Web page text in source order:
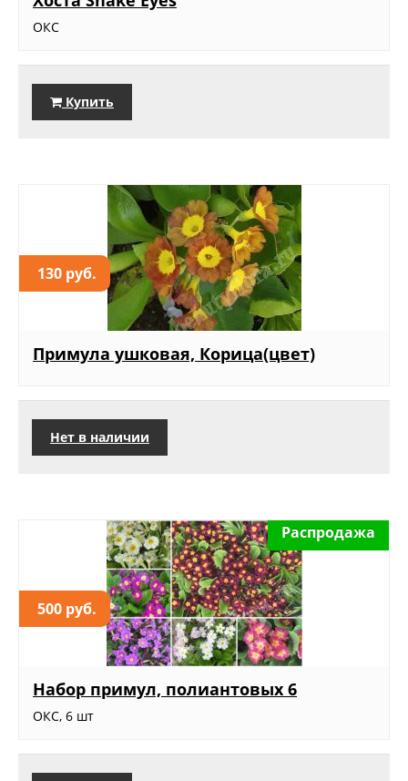
ОКС
Купить
130 руб.
Примула ушковая, Корица(цвет)
Нет в наличии
500 руб.
Распродажа
Набор примул, полиантовых 6
ОКС, 6 шт